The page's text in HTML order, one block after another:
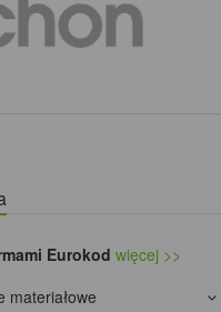
Eurokod więcej >>
materiałowe